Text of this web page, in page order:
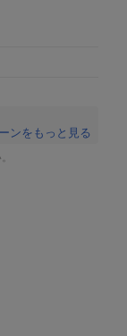
ンをもっと見る